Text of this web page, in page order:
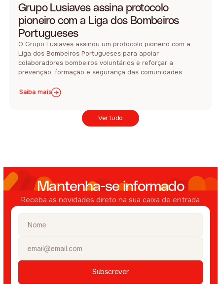
Grupo Lusiaves assina protocolo
pioneiro com a Liga dos Bombeiros
Portugueses
O Grupo Lusiaves assinou um protocolo pioneiro com a
Liga dos Bombeiros Portugueses para apoiar
colaboradores bombeiros voluntários e reforçar a
prevenção, formação e segurança das comunidades
Saiba mais
Ver tudo
Mantenha-se informado
Receba as novidades direto na sua caixa de entrada